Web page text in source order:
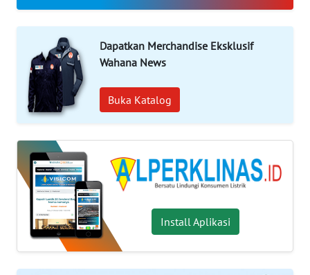
Dapatkan Merchandise Eksklusif
Wahana News
Buka Katalog
Install Aplikasi
INDEKS
KONTAK
KAMI
TENTANG
KAMI
PEDOMAN
MEDIA